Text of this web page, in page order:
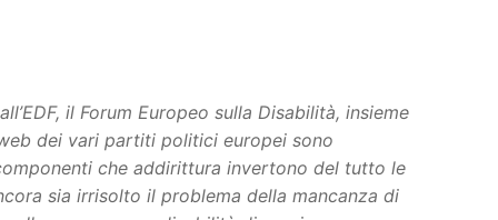
il Forum Europeo sulla Disabilità, insieme
dei vari partiti politici europei sono
che addirittura invertono del tutto le
sia irrisolto il problema della mancanza di